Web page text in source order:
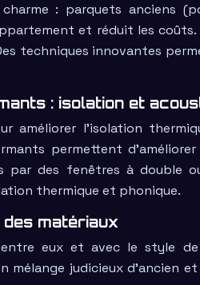
: parquets anciens
et réduit les
techniques innovantes
: isolation et
améliorer l’isolation
permettent d’améliorer
par des fenêtres à double
thermique et phonique.
matériaux
eux et avec le style de
mélange judicieux d’ancien